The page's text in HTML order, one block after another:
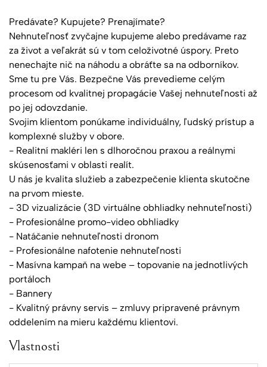
Predávate? Kupujete? Prenajímate?
Nehnuteľnosť zvyčajne kupujeme alebo predávame raz
za život a veľakrát sú v tom celoživotné úspory. Preto
nenechajte nič na náhodu a obráťte sa na odborníkov.
Sme tu pre Vás. Bezpečne Vás prevedieme celým
procesom od kvalitnej propagácie Vašej nehnuteľnosti až
po jej odovzdanie.
Svojim klientom ponúkame individuálny, ľudský prístup a
komplexné služby v obore.
- Realitní makléri len s dlhoročnou praxou a reálnymi
skúsenosťami v oblasti realít.
U nás je kvalita služieb a zabezpečenie klienta skutočne
na prvom mieste.
- 3D vizualizácie (3D virtuálne obhliadky nehnuteľnosti)
- Profesionálne promo-video obhliadky
- Natáčanie nehnuteľnosti dronom
- Profesionálne nafotenie nehnuteľnosti
- Masívna kampaň na webe – topovanie na jednotlivých
portáloch
- Bannery
- Kvalitný právny servis – zmluvy pripravené právnym
oddelením na mieru každému klientovi.
Vlastnosti